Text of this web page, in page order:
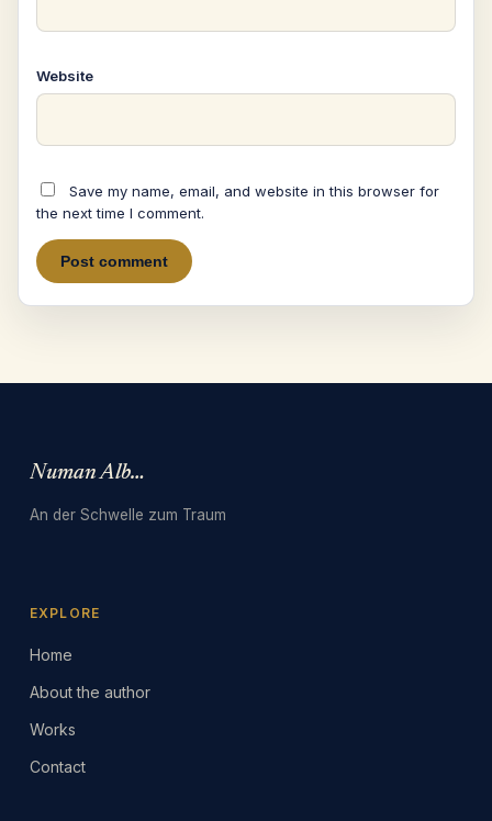
Website
Save my name, email, and website in this browser for
the next time I comment.
Numan Albarbari
An der Schwelle zum Traum
EXPLORE
Home
About the author
Works
Contact